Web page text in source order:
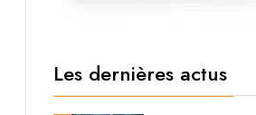
Les dernières actus